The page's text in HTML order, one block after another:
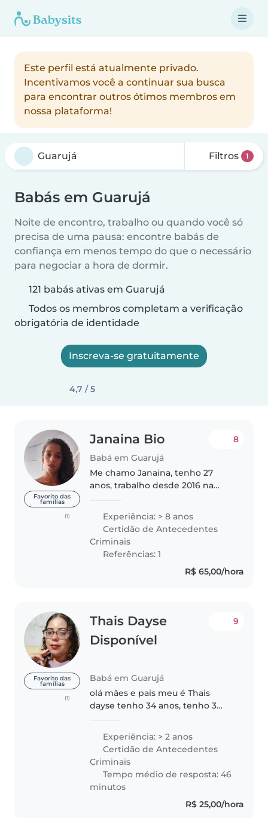
Este perfil está atualmente privado.
Incentivamos você a continuar sua busca
para encontrar outros ótimos membros em
nossa plataforma!
Filtros 1
Babás em Guarujá
Noite de encontro, trabalho ou quando você só
precisa de uma pausa: encontre babás de
confiança em menos tempo do que o necessário
para negociar a hora de dormir.
121 babás ativas em Guarujá
Todos os membros completam a verificação
obrigatória de identidade
Inscreva-se gratuitamente
4,7 / 5
Favorito das
famílias
(1)
Janaina Bio
Babá em Guarujá
8
Me chamo Janaina, tenho 27
anos, trabalho desde 2016 na
Formação: Curso: Aló Babá (com
certificado) Carga horária: 22
horas Ano: Janeiro/2021
Conteúdo:..
Experiência: > 8 anos
Certidão de Antecedentes
Criminais
Referências: 1
R$ 65,00/hora
Favorito das
famílias
(1)
Thais Dayse
Disponível
Babá em Guarujá
9
olá mães e pais meu é Thais
dayse tenho 34 anos, tenho 3
pontual dedicada ,educada meu
mundo são as crianças eu dedico
meu amor..
Experiência: > 2 anos
Certidão de Antecedentes
Criminais
Tempo médio de resposta: 46
minutos
R$ 25,00/hora